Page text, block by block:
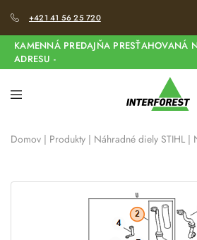
+421 41 56 25 720
KAMENNÁ PREDAJŇA PRESŤAHOVANÁ
ADRESU -
Domov | Produkty | Náhradné diely STIHL |